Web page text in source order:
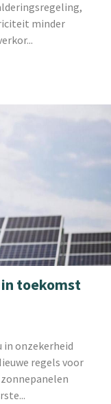
minder
toekomst
in onzekerheid
regels voor